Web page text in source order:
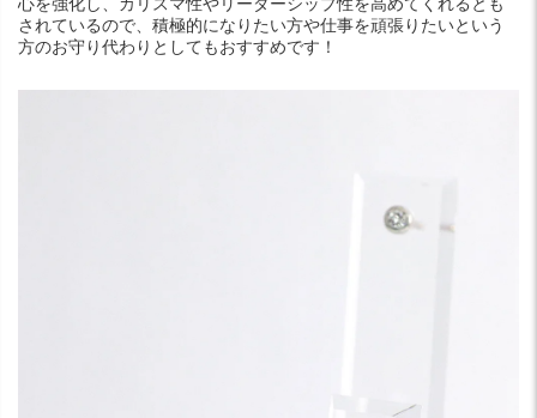
されているので、積極的になりたい方や仕事を頑張りたいという
方のお守り代わりとしてもおすすめです！